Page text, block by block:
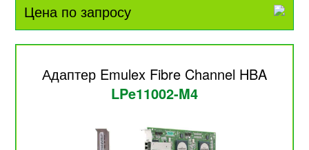
Цена по запросу
Адаптер Emulex Fibre Channel HBA
LPe11002-M4